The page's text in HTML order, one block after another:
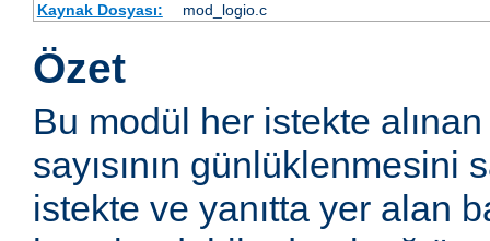
Kaynak Dosyası:
mod_logio.c
Özet
Bu modül her istekte
sayısının günlüklenmesini
istekte ve yanıtta yer alan